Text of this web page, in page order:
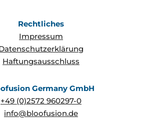
Rechtliches
Impressum
Haftungsausschluss
Germany GmbH
+49 (0)2572 960297-0
info@bloofusion.de